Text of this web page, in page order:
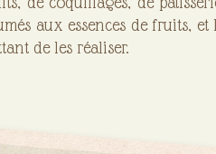
aux essences de fruits, et
de les réaliser.